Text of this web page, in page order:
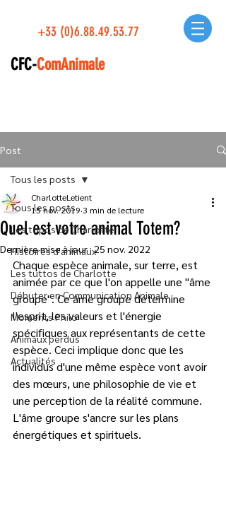
+33 (0)6.88.49.53.77
CFC-ComAnimale
Post
Tous les posts
Les topos de Charlotte
Histoires d'animaux
Les tuttos de Charlotte
Débuter en Communication Animale
Moments Philo
Animaux perdus
Actualités
Tous les posts
Quel est votre animal Totem?
CharlotteLetient
15 nov. 2019 3 min de lecture
Dernière mise à jour :25 nov. 2022
Chaque espèce animale, sur terre, est
animée par ce que l'on appelle une "âme
groupe". Ce âme groupe détermine
l'esprit, les valeurs et l'énergie
spécifiques aux représentants de cette
espèce. Ceci implique donc que les
individus d'une même espèce vont avoir
des mœurs, une philosophie de vie et
une perception de la réalité commune.
L'âme groupe s'ancre sur les plans
énergétiques et spirituels.